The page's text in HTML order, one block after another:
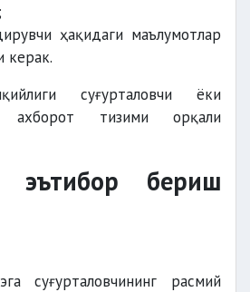
ҳақидаги маълумотлар
керак.
суғурталовчи ёки
ахборот тизими орқали
эътибор бериш
суғурталовчининг расмий